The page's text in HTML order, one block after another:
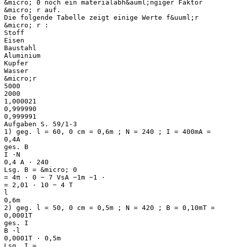
&micro; 0 noch ein materialabh&auml;ngiger Faktor
&micro; r auf.
Die folgende Tabelle zeigt einige Werte f&uuml;r
&micro; r :
Stoff
Eisen
Baustahl
Aluminium
Kupfer
Wasser
&micro;r
5000
2000
1,000021
0,999990
0,999991
Aufgaben S. 59/1-3
1) geg. l = 60, 0 cm = 0,6m ; N = 240 ; I = 400mA =
0,4A
ges. B
I ⋅N
0,4 A ⋅ 240
Lsg. B = &micro; 0
= 4π ⋅ 0 − 7 VsA −1m −1 ⋅
= 2,01 ⋅ 10 − 4 T
l
0,6m
2) geg. l = 50, 0 cm = 0,5m ; N = 420 ; B = 0,10mT =
0,0001T
ges. I
B ⋅l
0,0001T ⋅ 0,5m